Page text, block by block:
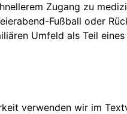
Zugang zu
Fußball oder
Umfeld als Teil
verwenden wir im